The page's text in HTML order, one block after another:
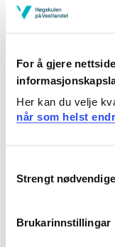
For å gjere
Her kan du velje
når som helst
Selection
Strengt
Brukarinnstillingar
kan skape sin
digitale
Generell kompetanse
Studenten
ulike
kategoriar
gjennom å legge
fleksibilitet i